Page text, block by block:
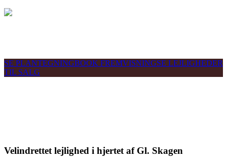
SE PLANTEGNINGBOOK FREMVISNINGSE LEJLIGHEDER
TIL SALG
Velindrettet lejlighed i hjertet af Gl. Skagen